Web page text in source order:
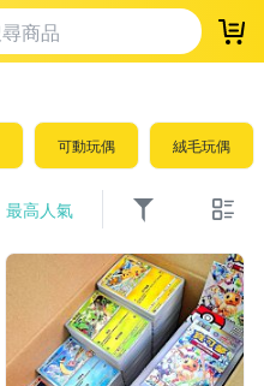
登
可動玩偶 絨毛玩偶
最高人氣